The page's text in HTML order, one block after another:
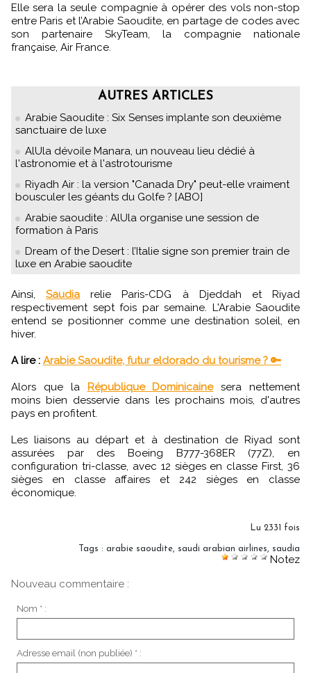
Elle sera la seule compagnie à opérer des vols non-stop
entre Paris et l’Arabie Saoudite, en partage de codes avec
son partenaire SkyTeam, la compagnie nationale
française, Air France.
AUTRES ARTICLES
Arabie Saoudite : Six Senses implante son deuxième
sanctuaire de luxe
AlUla dévoile Manara, un nouveau lieu dédié à
l'astronomie et à l'astrotourisme
Riyadh Air : la version "Canada Dry" peut-elle vraiment
bousculer les géants du Golfe ? [ABO]
Arabie saoudite : AlUla organise une session de
formation à Paris
Dream of the Desert : l’Italie signe son premier train de
luxe en Arabie saoudite
Ainsi,Saudia relie Paris-CDG à Djeddah et Riyad
respectivement sept fois par semaine. L'Arabie Saoudite
entend se positionner comme une destination soleil, en
hiver.
A lire : Arabie Saoudite, futur eldorado du tourisme ? 🔑
Alors que la République Dominicainesera nettement
moins bien desservie dans les prochains mois, d'autres
pays en profitent.
Les liaisons au départ et à destination de Riyad sont
assurées par des Boeing B777-368ER (77Z), en
configuration tri-classe, avec 12 sièges en classe First, 36
sièges en classe affaires et 242 sièges en classe
économique.
Lu 2331 fois
Tags : arabie saoudite, saudi arabian airlines, saudia
Notez
Nouveau commentaire :
Nom * :
Adresse email (non publiée) * :